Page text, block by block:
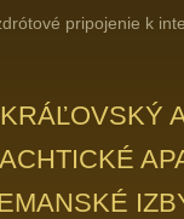
pripojenie k
KRÁĽOVSKÝ